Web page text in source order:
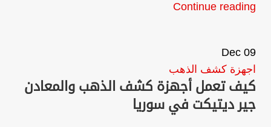
Continue reading
09
Dec
اجهزة كشف الذهب
كيف تعمل أجهزة كشف الذهب والمعادن
جير ديتيكت في سوريا